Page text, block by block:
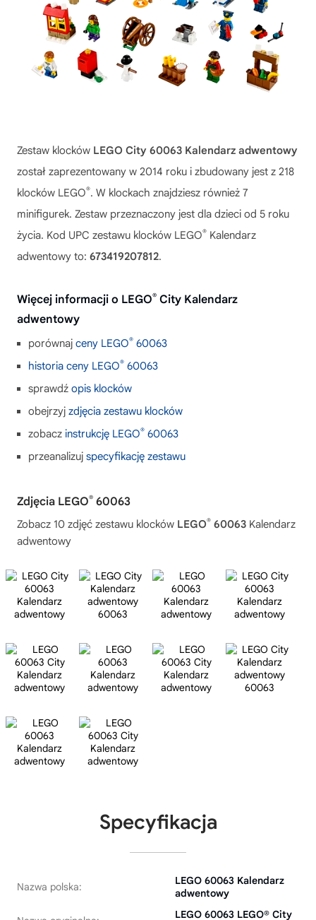
Zestaw klocków LEGO City 60063 Kalendarz adwentowy
został zaprezentowany w 2014 roku i zbudowany jest z 218
klocków LEGO®. W klockach znajdziesz również 7
minifigurek. Zestaw przeznaczony jest dla dzieci od 5 roku
życia. Kod UPC zestawu klocków LEGO® Kalendarz
adwentowy to: 673419207812.
Więcej informacji o LEGO® City Kalendarz
adwentowy
porównaj ceny LEGO® 60063
historia ceny LEGO® 60063
sprawdź opis klocków
obejrzyj zdjęcia zestawu klocków
zobacz instrukcję LEGO® 60063
przeanalizuj specyfikację zestawu
Zdjęcia LEGO® 60063
Zobacz 10 zdjęć zestawu klocków LEGO® 60063 Kalendarz
adwentowy
Specyfikacja
Nazwa polska:
LEGO 60063 Kalendarz
adwentowy
LEGO 60063 LEGO® City